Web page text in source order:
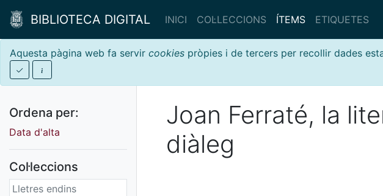
BIBLIOTECA DIGITAL INICI COL·LECCIONS ÍTEMS ETIQUETES
Aquesta pàgina web fa servir cookies pròpies i de tercers per recollir dades
Ordena per:
Data d'alta
Col·leccions
Lletres endins
Joan Ferraté, la
diàleg